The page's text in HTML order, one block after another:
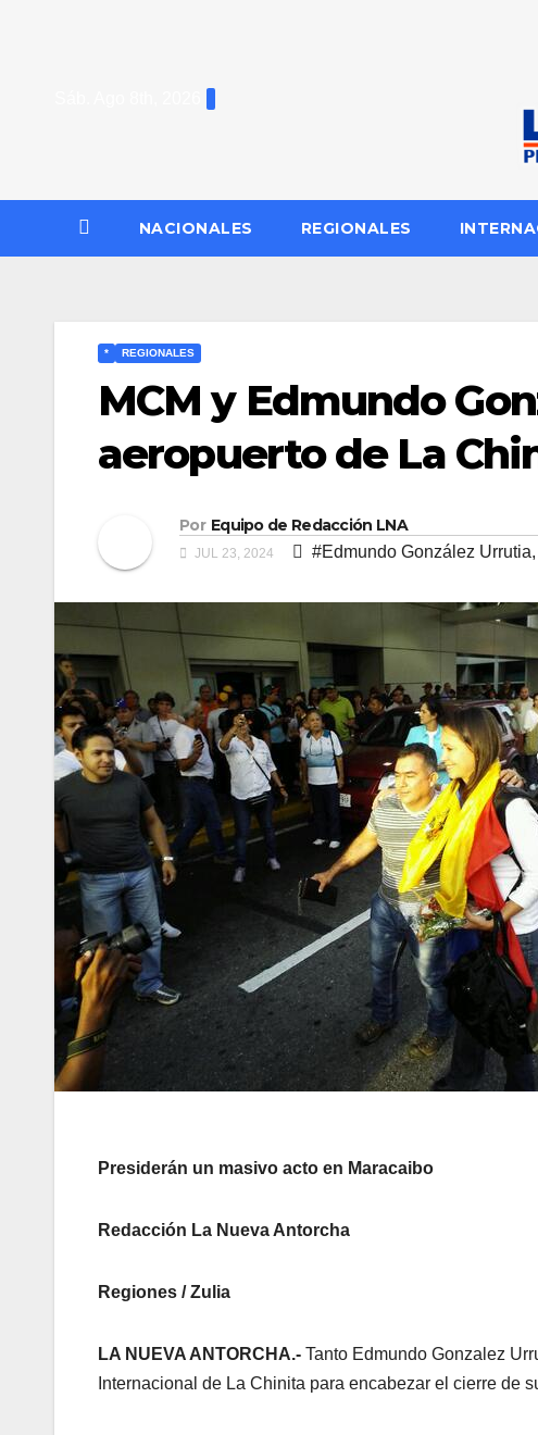
NACIONALES REGIONALES
* REGIONALES
MCM y Edmundo
aeropuerto de La
Por Equipo de Redacción LNA
JUL 23, 2024 #Edmundo González Urrutia,
Presiderán un masivo acto en Maracaibo
Redacción La Nueva Antorcha
Regiones / Zulia
LA NUEVA ANTORCHA.- Tanto Edmundo Gonzalez
Internacional de La Chinita para encabezar el cierre de